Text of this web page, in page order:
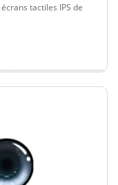
tactiles IPS de